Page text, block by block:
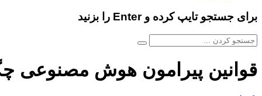
برای جستجو تایپ کرده و Enter را بزنید
قوانین پیرامون هوش مصنوعی